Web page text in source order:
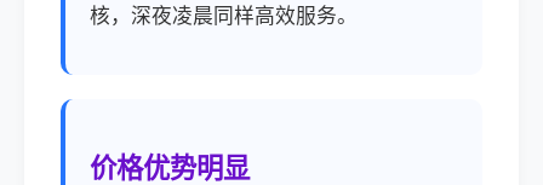
核，深夜凌晨同样高效服务。
价格优势明显